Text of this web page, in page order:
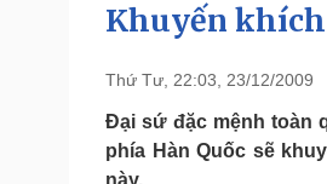
Nhận diện sự thật
Pháp luật
Vụ án
Tin nóng
Khuyến khích
Thứ Tư, 22:03, 23/12/2009
Đại sứ đặc mệnh toàn
phía Hàn Quốc sẽ
này.